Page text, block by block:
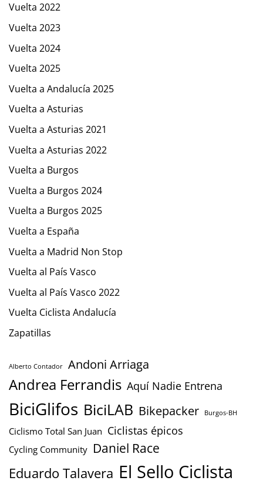
Vuelta 2022
Vuelta 2023
Vuelta 2024
Vuelta 2025
Vuelta a Andalucía 2025
Vuelta a Asturias
Vuelta a Asturias 2021
Vuelta a Asturias 2022
Vuelta a Burgos
Vuelta a Burgos 2024
Vuelta a Burgos 2025
Vuelta a España
Vuelta a Madrid Non Stop
Vuelta al País Vasco
Vuelta al País Vasco 2022
Vuelta Ciclista Andalucía
Zapatillas
Alberto Contador Andoni Arriaga
Andrea Ferrandis Aquí Nadie Entrena
BiciGlifos BiciLAB Bikepacker Burgos-BH
Ciclismo Total San Juan Ciclistas épicos
Cycling Community Daniel Race
Eduardo Talavera El Sello Ciclista